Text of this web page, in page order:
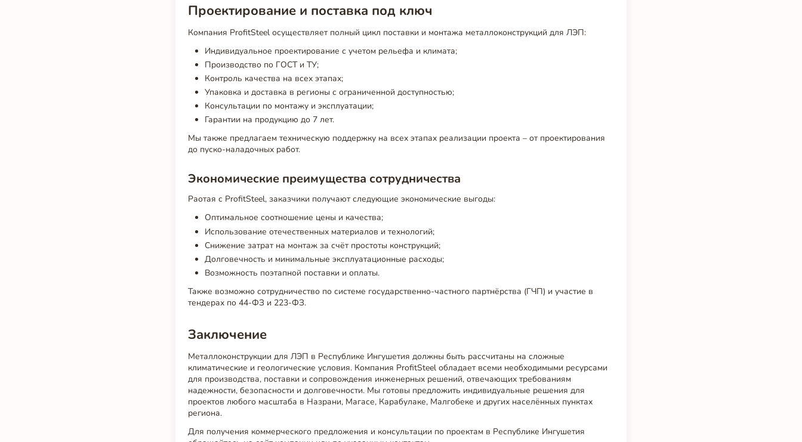
Проектирование и поставка под ключ
Компания ProfitSteel осуществляет полный цикл поставки и монтажа металлоконструкций для ЛЭП:
Индивидуальное проектирование с учетом рельефа и климата;
Производство по ГОСТ и ТУ;
Контроль качества на всех этапах;
Упаковка и доставка в регионы с ограниченной доступностью;
Консультации по монтажу и эксплуатации;
Гарантии на продукцию до 7 лет.
Мы также предлагаем техническую поддержку на всех этапах реализации проекта – от проектирования
до пуско-наладочных работ.
Экономические преимущества сотрудничества
Раотая с ProfitSteel, заказчики получают следующие экономические выгоды:
Оптимальное соотношение цены и качества;
Использование отечественных материалов и технологий;
Снижение затрат на монтаж за счёт простоты конструкций;
Долговечность и минимальные эксплуатационные расходы;
Возможность поэтапной поставки и оплаты.
Также возможно сотрудничество по системе государственно-частного партнёрства (ГЧП) и участие в
тендерах по 44-ФЗ и 223-ФЗ.
Заключение
Металлоконструкции для ЛЭП в Республике Ингушетия должны быть рассчитаны на сложные
климатические и геологические условия. Компания ProfitSteel обладает всеми необходимыми ресурсами
для производства, поставки и сопровождения инженерных решений, отвечающих требованиям
надежности, безопасности и долговечности. Мы готовы предложить индивидуальные решения для
проектов любого масштаба в Назрани, Магасе, Карабулаке, Малгобеке и других населённых пунктах
региона.
Для получения коммерческого предложения и консультации по проектам в Республике Ингушетия